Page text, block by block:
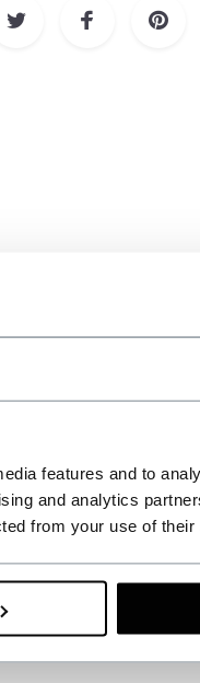
features and to
and analytics
from your use of